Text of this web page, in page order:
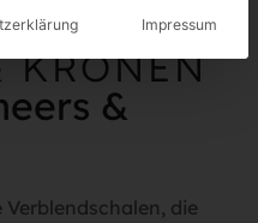
KRONEN
&
die
Impressum